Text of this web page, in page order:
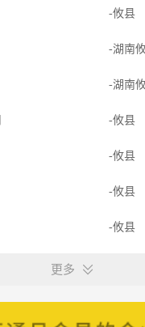
-攸县
-湖南
-湖南
-攸县
-攸县
-攸县
-攸县
更多